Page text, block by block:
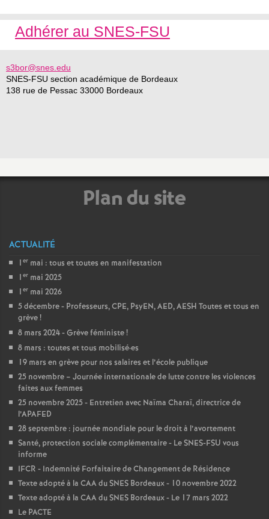
O
l
a
n
s
T
o
Adhérer au SNES-FSU
s3bor@snes.edu
SNES-FSU section académique de Bordeaux
138 rue de Pessac 33000 Bordeaux
Plan du site
ACTUALITÉ
1 er mai : tous et toutes en manifestation
1 er mai 2025
1 er mai 2026
5 décembre - Professeurs, CPE, PsyEN, AED, AESH Toutes et tous en
grève!
8 mars 2024 - Grève féministe!
8 mars : toutes et tous mobilisé·es
19 mars en grève pour nos salaires et l’école publique
25 novembre – Journée internationale de lutte contre les violences
faites aux femmes
25 novembre 2025 - Entretien avec Naïma Charaï, directrice de
l’APAFED
28 septembre : journée mondiale pour le droit à l’avortement
Santé, protection sociale complémentaire - Le SNES-FSU vous
informe
IFCR - Indemnité Forfaitaire de Changement de Résidence
Texte adopté à la CAA du SNES Bordeaux - 10 novembre 2022
Texte adopté à la CAA du SNES Bordeaux - Le 17 mars 2022
Le PACTE